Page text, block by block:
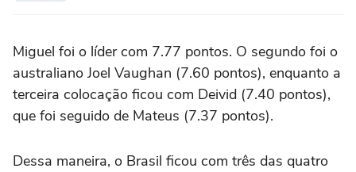
Miguel foi o líder com 7.77 pontos. O segundo foi o
australiano Joel Vaughan (7.60 pontos), enquanto a
terceira colocação ficou com Deivid (7.40 pontos),
que foi seguido de Mateus (7.37 pontos).
Dessa maneira, o Brasil ficou com três das quatro